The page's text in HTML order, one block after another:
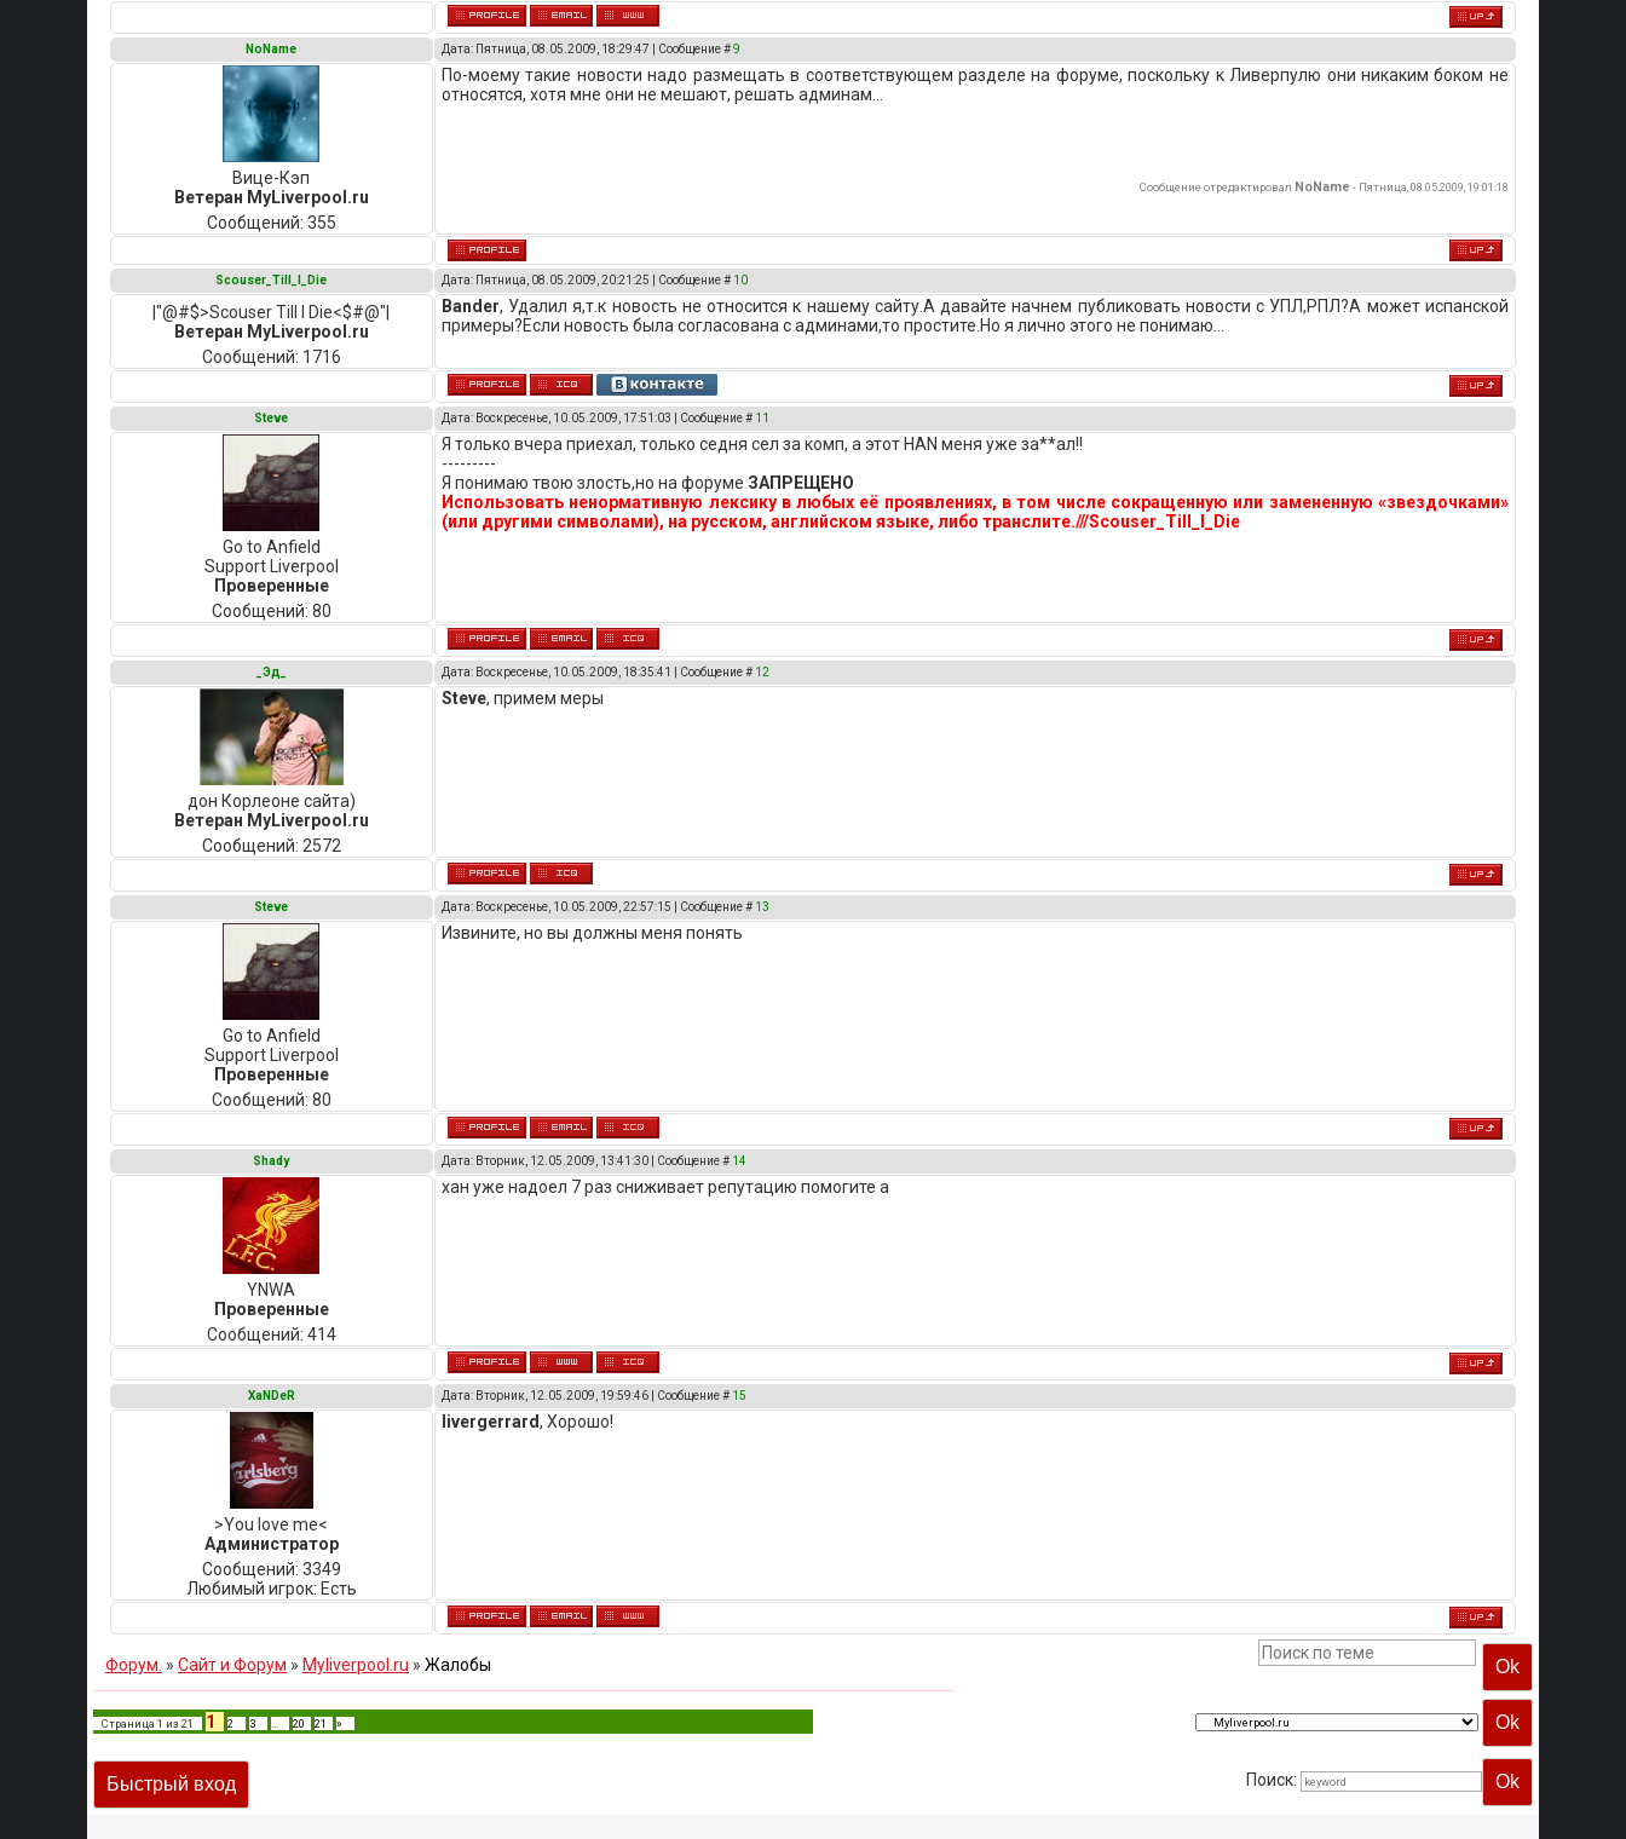
NoName Дата: Пятница, 08.05.2009, 18:29:47 | Сообщение #9
Вице-Кэп
Ветеран MyLiverpool.ru
Сообщений: 355
По-моему такие новости надо размещать в соответствующем разделе на форуме, поскольку к Ливерпулю они никаким боком не
относятся, хотя мне они не мешают, решать админам...
Сообщение отредактировал NoName - Пятница, 08.05.2009, 19:01:18
Scouser_Till_I_Die Дата: Пятница, 08.05.2009, 20:21:25 | Сообщение # 10
|"@#$>Scouser Till I Die<$#@"|
Ветеран MyLiverpool.ru
Сообщений: 1716
Bander, Удалил я,т.к новость не относится к нашему сайту.А давайте начнем публиковать новости с УПЛ,РПЛ?А может испанской
примеры?Если новость была согласована с админами,то простите.Но я лично этого не понимаю...
Steve Дата: Воскресенье, 10.05.2009, 17:51:03 | Сообщение # 11
Go to Anfield
Support Liverpool
Проверенные
Сообщений: 80
Я только вчера приехал, только седня сел за комп, а этот HAN меня уже за**ал!!
---------
Я понимаю твою злость,но на форуме ЗАПРЕЩЕНО
Использовать ненормативную лексику в любых её проявлениях, в том числе сокращенную или замененную «звездочками»
(или другими символами), на русском, английском языке, либо транслите.///Scouser_Till_I_Die
_Эд_ Дата: Воскресенье, 10.05.2009, 18:35:41 | Сообщение # 12
дон Корлеоне сайта)
Ветеран MyLiverpool.ru
Сообщений: 2572
Steve, примем меры
Steve Дата: Воскресенье, 10.05.2009, 22:57:15 | Сообщение # 13
Go to Anfield
Support Liverpool
Проверенные
Сообщений: 80
Извините, но вы должны меня понять
Shady Дата: Вторник, 12.05.2009, 13:41:30 | Сообщение # 14
YNWA
Проверенные
Сообщений: 414
хан уже надоел 7 раз сниживает репутацию помогите а
XaNDeR Дата: Вторник, 12.05.2009, 19:59:46 | Сообщение # 15
>You love me<
Администратор
Сообщений: 3349
Любимый игрок: Есть
livergerrard, Хорошо!
Форум. » Сайт и Форум » Myliverpool.ru » Жалобы
Страница 1 из 21 1 2 3 20 21 »
Поиск: